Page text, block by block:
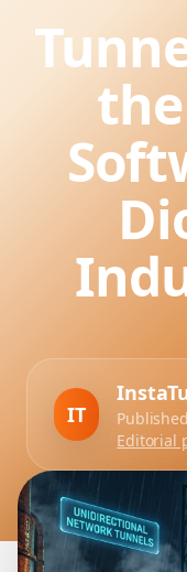
IT
Editorial